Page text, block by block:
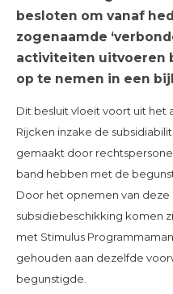
besloten om vanaf
zogenaamde
activiteiten uitvoeren
op te nemen in een
Dit besluit vloeit voort uit het
Rijcken inzake de
gemaakt door
band hebben met de
Door het opnemen van
subsidiebeschikking komen
met Stimulus
gehouden aan dezelfde
begunstigde.